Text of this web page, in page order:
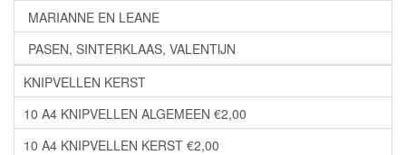
MARIANNE EN LEANE
PASEN, SINTERKLAAS, VALENTIJN
KNIPVELLEN KERST
10 A4 KNIPVELLEN ALGEMEEN €2,00
10 A4 KNIPVELLEN KERST €2,00